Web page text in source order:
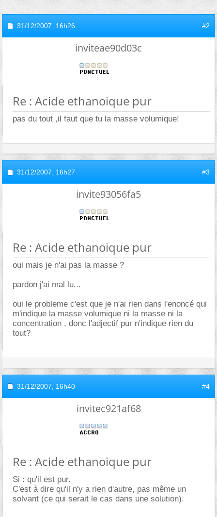
31/12/2007, 16h26 #2
inviteae90d03c
Re : Acide ethanoique pur
pas du tout ,il faut que tu la masse volumique!
31/12/2007, 16h27 #3
invite93056fa5
Re : Acide ethanoique pur
oui mais je n'ai pas la masse ?
pardon j'ai mal lu...
oui le probleme c'est que je n'ai rien dans l'enoncé qui
m'indique la masse volumique ni la masse ni la
concentration , donc l'adjectif pur n'indique rien du
tout?
31/12/2007, 16h40 #4
invitec921af68
Re : Acide ethanoique pur
Si : qu'il est pur.
C'est à dire qu'il n'y a rien d'autre, pas même un
solvant (ce qui serait le cas dans une solution).